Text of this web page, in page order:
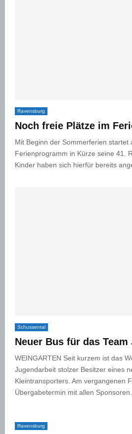
Ravensburg
Noch freie Plätze im
Mit Beginn der Sommerferien startet
Ferienprogramm in Kürze seine 41.
Kinder haben sich hierfür bereits
Schussental
Neuer Bus für das
WEINGARTEN Seit kurzem ist das
Jugendarbeit stolzer Besitzer eines
Kleintransporters. Am vergangenen
Übergabetermin mit allen Sponsoren...
Ravensburg